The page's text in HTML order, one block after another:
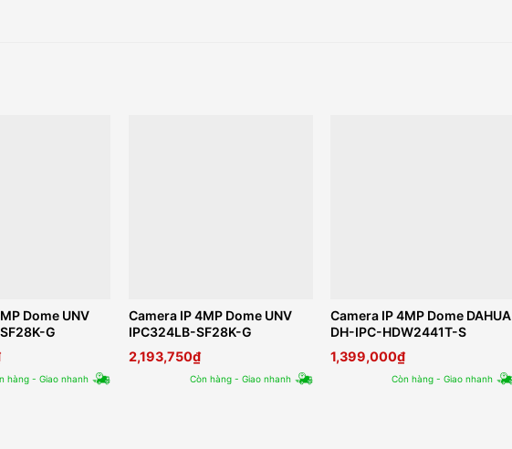
Dome UNV
G
hàng - Giao nhanh
Camera IP 4MP Dome UNV
IPC324LB-SF28K-G
2,193,750₫
Còn hàng - Giao nhanh
Camera IP 4MP Dome DAHUA
DH-IPC-HDW2441T-S
1,399,000₫
Còn hàng - Giao nhanh